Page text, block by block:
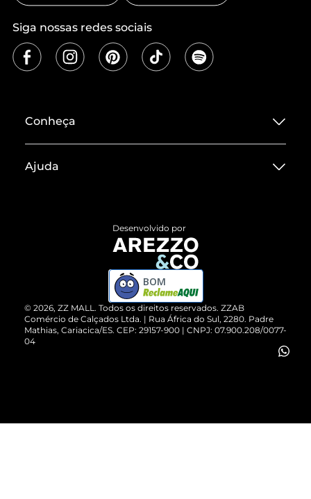
Siga nossas redes sociais
Conheça
Termos de Uso
ZZ MALL é confiável
Cartão Presente
Vendas Corporativas
Ajuda
Devolução do Produto
Compre pelo WhatsApp
© 2026, ZZ MALL. Todos os direitos reservados. ZZAB
Comércio de Calçados Ltda. | Rua África do Sul, 2280. Padre
Mathias, Cariacica/ES. CEP: 29157-900 | CNPJ: 07.900.208/0077-
04
Desenvolvido por
BOM